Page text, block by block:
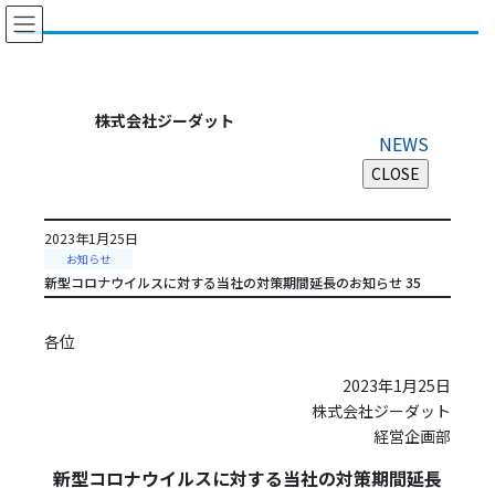
コ
ン
ナ
ビ
株式会社ジーダット
NEWS
2023年1月25日
お知らせ
新型コロナウイルスに対する当社の対策期間延長のお知らせ 35
各位
2023年1月25日
株式会社ジーダット
経営企画部
新型コロナウイルスに対する当社の対策期間延長